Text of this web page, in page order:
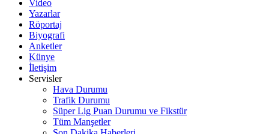
Video
Yazarlar
Röportaj
Biyografi
Anketler
Künye
İletişim
Servisler
Hava Durumu
Trafik Durumu
Süper Lig Puan Durumu ve Fikstür
Tüm Manşetler